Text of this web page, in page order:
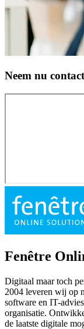
Neem nu
Fenêtre
Digitaal maar toch
2004 leveren wij op
software en IT-
organisatie.
de laatste digitale